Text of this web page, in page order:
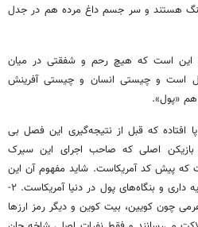
هستند و سر جسم داغ مرده هم در جدل
است که هیچ رحم و شفقتی در میان
است و چیستی انسان و چیستی آفرینش
«پول».
که قبل از نتیجه‌گیری این فصل بی
گفته شود؛ ۱- شماره بازیکن اصلی که صاحب اجرای این سیرک
دو صفر یک (۰۰۱) است که پیش کد آمریکاست. شاید مفهوم آن این
است مجری و برگزارکننده بازی سرمایه داری و بنگاه‌های پول در دنیا آمریکاست. ۲-
چون کویین، بیت کوین و دیگر رمز ارزها